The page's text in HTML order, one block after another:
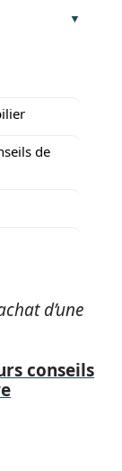
de
d’une
conseils